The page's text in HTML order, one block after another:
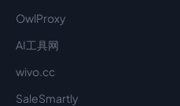
OwlProxy
AI工具网
wivo.cc
SaleSmartly